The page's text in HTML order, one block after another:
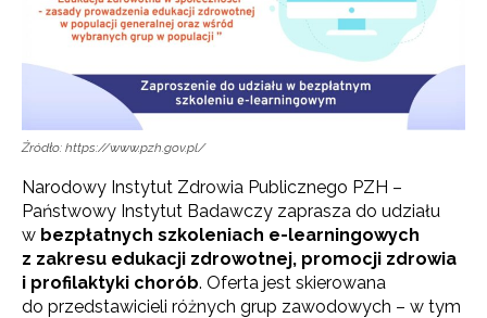
Źródło: https://www.pzh.gov.pl/
Narodowy Instytut Zdrowia Publicznego PZH –
Państwowy Instytut Badawczy zaprasza do udziału
w bezpłatnych szkoleniach e-learningowych
z zakresu edukacji zdrowotnej, promocji zdrowia
i profilaktyki chorób. Oferta jest skierowana
do przedstawicieli różnych grup zawodowych – w tym